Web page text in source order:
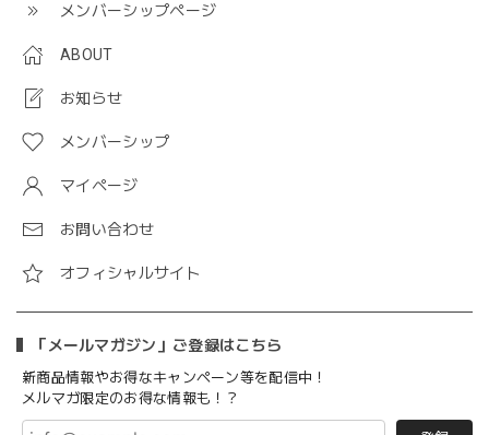
メンバーシップページ
ABOUT
お知らせ
メンバーシップ
マイページ
お問い合わせ
オフィシャルサイト
「メールマガジン」ご登録はこちら
新商品情報やお得なキャンペーン等を配信中！
メルマガ限定のお得な情報も！？